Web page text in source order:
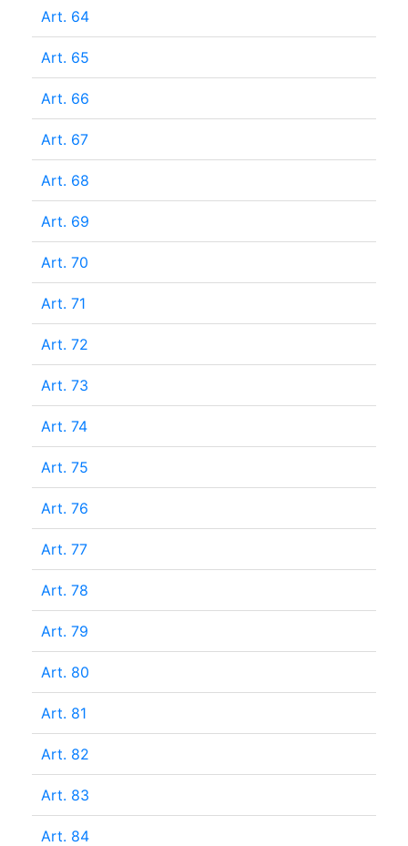
Art. 64
Art. 65
Art. 66
Art. 67
Art. 68
Art. 69
Art. 70
Art. 71
Art. 72
Art. 73
Art. 74
Art. 75
Art. 76
Art. 77
Art. 78
Art. 79
Art. 80
Art. 81
Art. 82
Art. 83
Art. 84